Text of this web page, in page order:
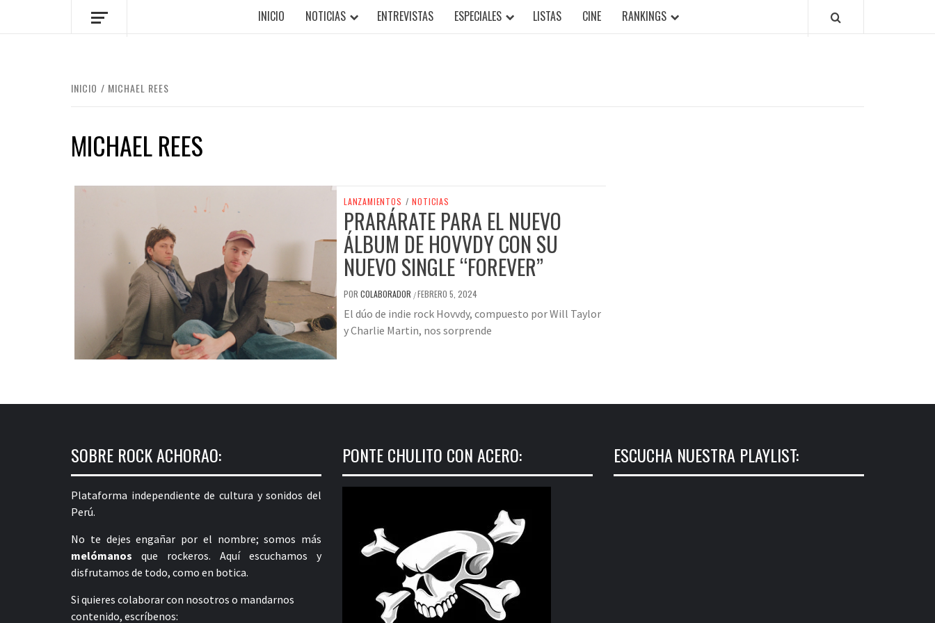
INICIO NOTICIAS ENTREVISTAS ESPECIALES LISTAS CINE RANKINGS
INICIO MICHAEL REES
MICHAEL REES
LANZAMIENTOS / NOTICIAS
PRARÁRATE PARA EL NUEVO
ÁLBUM DE HOVVDY CON SU
NUEVO SINGLE “FOREVER”
POR COLABORADOR /FEBRERO 5, 2024
El dúo de indie rock Hovvdy, compuesto por Will Taylor
y Charlie Martin, nos sorprende
SOBRE ROCK ACHORAO:
Plataforma independiente de cultura y sonidos del
Perú.
No te dejes engañar por el nombre; somos más
melómanos que rockeros. Aquí escuchamos y
disfrutamos de todo, como en botica.
Si quieres colaborar con nosotros o mandarnos
contenido, escríbenos:
PONTE CHULITO CON ACERO: ESCUCHA NUESTRA PLAYLIST: